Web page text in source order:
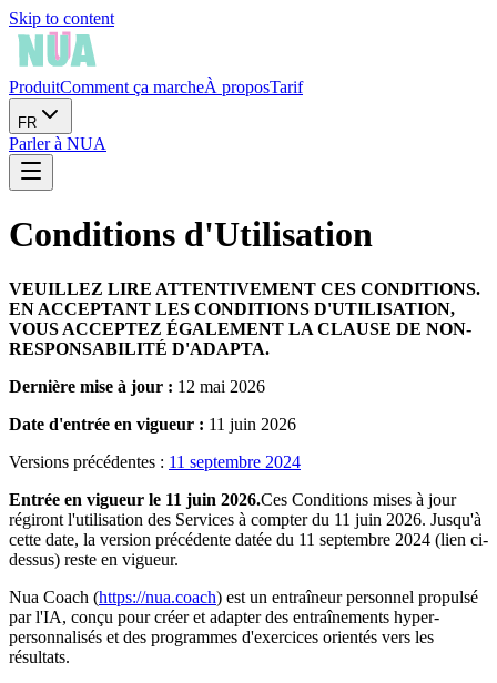
Skip to content
ProduitComment ça marcheÀ proposTarif
FR
Parler à NUA
Conditions d'Utilisation
VEUILLEZ LIRE ATTENTIVEMENT CES CONDITIONS.
EN ACCEPTANT LES CONDITIONS D'UTILISATION,
VOUS ACCEPTEZ ÉGALEMENT LA CLAUSE DE NON-
RESPONSABILITÉ D'ADAPTA.
Dernière mise à jour : 12 mai 2026
Date d'entrée en vigueur : 11 juin 2026
Versions précédentes : 11 septembre 2024
Entrée en vigueur le 11 juin 2026.Ces Conditions mises à jour
régiront l'utilisation des Services à compter du 11 juin 2026. Jusqu'à
cette date, la version précédente datée du 11 septembre 2024 (lien ci-
dessus) reste en vigueur.
Nua Coach (https://nua.coach) est un entraîneur personnel propulsé
par l'IA, conçu pour créer et adapter des entraînements hyper-
personnalisés et des programmes d'exercices orientés vers les
résultats.